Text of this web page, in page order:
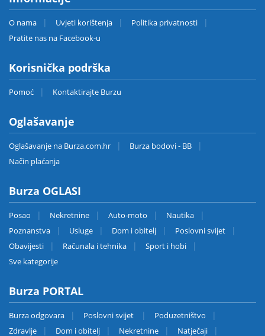
O nama Uvjeti korištenja
Politika privatnosti
Pratite nas na Facebook-u
Korisnička podrška
Pomoć Kontaktirajte Burzu
Oglašavanje
Oglašavanje na Burza.com.hr
Burza bodovi - BB
Način plaćanja
Burza OGLASI
Posao Nekretnine Auto-moto
Nautika
Poznanstva
Usluge Dom i obitelj
Poslovni svijet
Obavijesti
Računala i tehnika
Sport i hobi
Sve kategorije
Burza PORTAL
Burza odgovara Poslovni svijet
Poduzetništvo
Zdravlje
Dom i obitelj Nekretnine Natječaji